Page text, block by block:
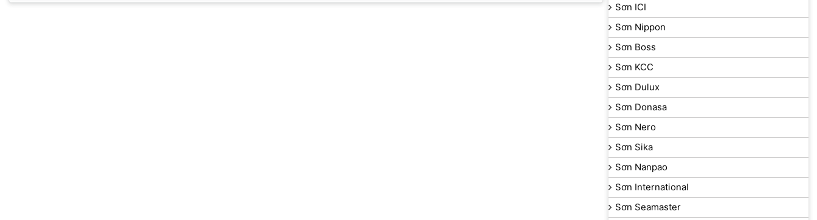
Sơn ICI
Sơn Nippon
Sơn Boss
Sơn KCC
Sơn Dulux
Sơn Donasa
Sơn Nero
Sơn Sika
Sơn Nanpao
Sơn International
Sơn Seamaster